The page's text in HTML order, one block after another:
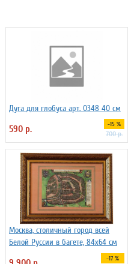
Дуга для глобуса арт. 0348 40 см
590 р. -15 %
700 р.
Москва, столичный город всей
Белой Руссии в багете, 84х64 см
-17 %